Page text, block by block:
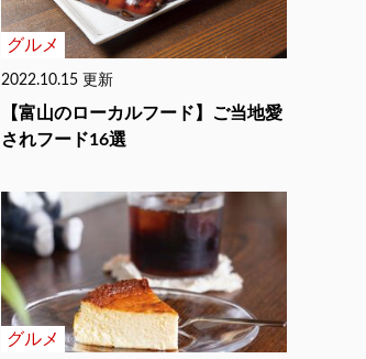
グルメ
2022.10.15 更新
【富山のローカルフード】ご当地愛
されフード16選
グルメ